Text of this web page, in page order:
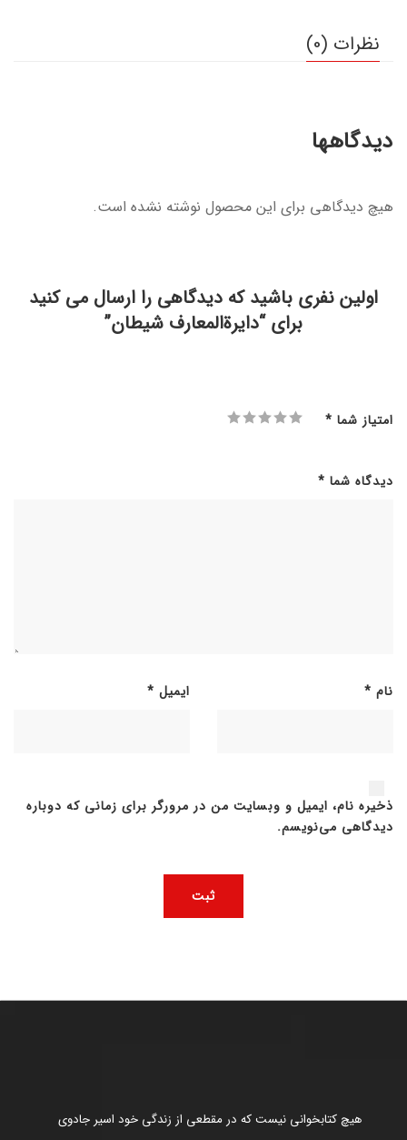
نظرات (0)
دیدگاهها
هیچ دیدگاهی برای این محصول نوشته نشده است.
اولین نفری باشید که دیدگاهی را ارسال می کنید
برای “دایرةالمعارف شیطان”
امتیاز شما *
دیدگاه شما *
نام * ایمیل *
ذخیره نام، ایمیل و وبسایت من در مرورگر برای زمانی که دوباره
دیدگاهی می‌نویسم.
هیچ کتابخوانی نیست که در مقطعی از زندگی خود اسیر جادوی